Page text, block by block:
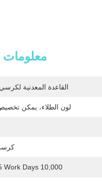
معلومات
القاعدة المعدنية
لون الطلاء، يمكن
10,000 PCS, 15 Work Days